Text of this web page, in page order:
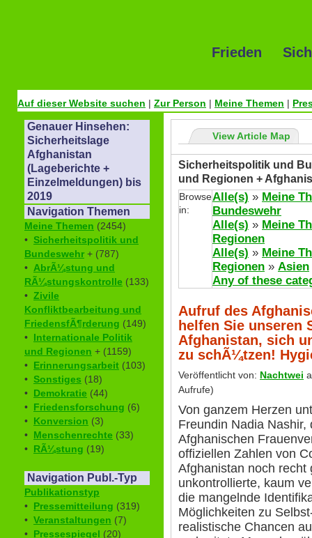
Frieden
Auf dieser Website suchen | Zur Person | Meine Themen |
Genauer Hinsehen:
Sicherheitslage
Afghanistan
(Lageberichte +
Einzelmeldungen) bis
2019
Navigation Themen
Meine Themen (2454)
• Sicherheitspolitik und
Bundeswehr + (787)
• AbrÃ¼stung und
RÃ¼stungskontrolle (133)
• Zivile
Konfliktbearbeitung und
FriedensfÃ¶rderung (149)
• Internationale Politik
und Regionen + (1159)
• Erinnerungsarbeit (103)
• Sonstiges (18)
• Demokratie (44)
• Friedensforschung (6)
• Konversion (3)
• Menschenrechte (33)
• RÃ¼stung (19)
Navigation Publ.-Typ
Publikationstyp
• Pressemitteilung (319)
• Veranstaltungen (7)
• Pressespiegel (20)
View Article Map
Sicherheitspolitik und
und Regionen +
Browse
in:
Alle(s) » Meine
Bundeswehr
Alle(s) » Meine
Regionen
Alle(s) » Meine
Regionen » Asien
Any of these
Aufruf des
helfen Sie unseren
Afghanistan, sich
zu schÃ¼tzen!
Veröffentlicht von: Nachtwei
Aufrufe)
Von ganzem Herzen
Freundin Nadia Nashir,
Afghanischen
offiziellen Zahlen von
Afghanistan noch recht
unkontrollierte, kaum
die mangelnde
Möglichkeiten zu
realistische Chancen